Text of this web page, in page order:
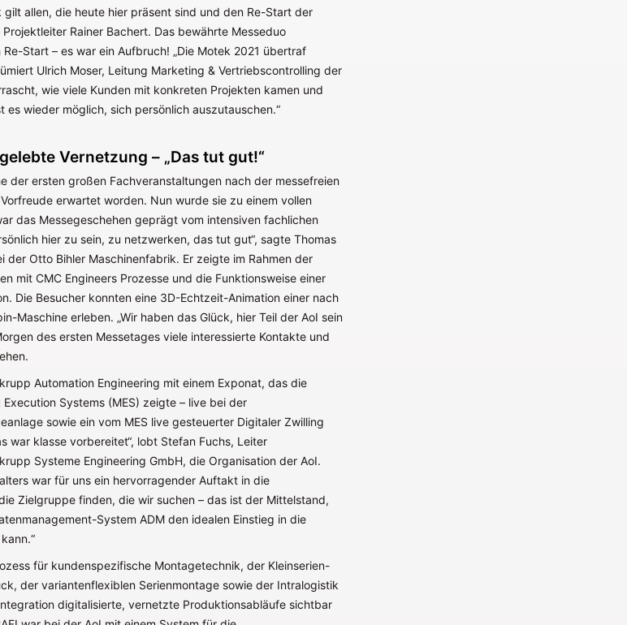
gilt allen, die heute hier präsent sind und den Re-Start der
Rainer Bachert. Das bewährte Messeduo
Start – es war ein Aufbruch! „Die Motek 2021 übertraf
Ulrich Moser, Leitung Marketing & Vertriebscontrolling der
wie viele Kunden mit konkreten Projekten kamen und
es wieder möglich, sich persönlich auszutauschen.“
Vernetzung – „Das tut gut!“
der ersten großen Fachveranstaltungen nach der messefreien
erwartet worden. Nun wurde sie zu einem vollen
das Messegeschehen geprägt vom intensiven fachlichen
hier zu sein, zu netzwerken, das tut gut“, sagte Thomas
der Otto Bihler Maschinenfabrik. Er zeigte im Rahmen der
mit CMC Engineers Prozesse und die Funktionsweise einer
Die Besucher konnten eine 3D-Echtzeit-Animation einer nach
Maschine erleben. „Wir haben das Glück, hier Teil der AoI sein
des ersten Messetages viele interessierte Kontakte und
Automation Engineering mit einem Exponat, das die
Systems (MES) zeigte – live bei der
sowie ein vom MES live gesteuerter Digitaler Zwilling
war klasse vorbereitet“, lobt Stefan Fuchs, Leiter
Systeme Engineering GmbH, die Organisation der AoI.
war für uns ein hervorragender Auftakt in die
Zielgruppe finden, die wir suchen – das ist der Mittelstand,
System ADM den idealen Einstieg in die
für kundenspezifische Montagetechnik, der Kleinserien-
der variantenflexiblen Serienmontage sowie der Intralogistik
digitalisierte, vernetzte Produktionsabläufe sichtbar